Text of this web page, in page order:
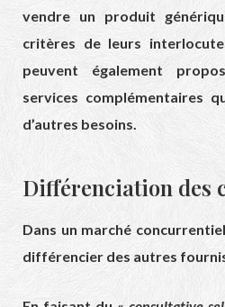
vendre un produit
critères de leurs
peuvent également
services complémentaires
d’autres besoins.
Différenciation des
Dans un marché
différencier des autres